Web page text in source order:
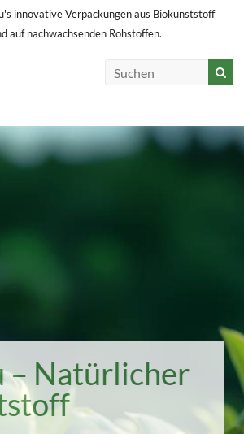
innovative Verpackungen aus Biokunststoff
auf nachwachsenden Rohstoffen.
– Natürlicher